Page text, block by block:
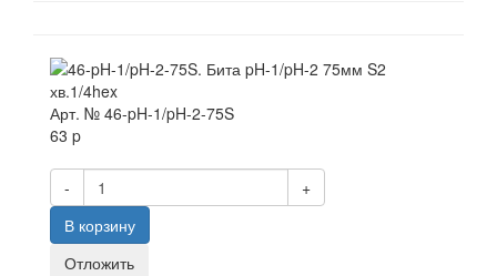
Арт. № 46-pH-1/pH-2-75S
63 p
-
+
В корзину
Отложить